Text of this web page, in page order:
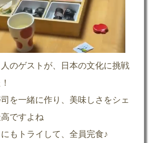
のゲストが、日本の文化に挑戦
を一緒に作り、美味しさをシェ
ですよね
もトライして、全員完食♪